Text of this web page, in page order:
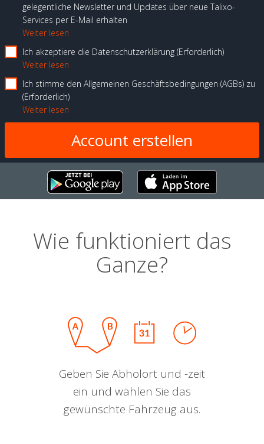
gelegentliche Newsletter und Updates über neue Talixo-
Services per E-Mail erhalten
Weiter lesen
Ich akzeptiere die Datenschutzerklärung Erforderlich
Weiter lesen
Ich stimme den Allgemeinen Geschäftsbedingungen (AGBs) zu
Erforderlich
Weiter lesen
Wie funktioniert das
Ganze?
Geben Sie Abholort und -zeit
ein und wählen Sie das
gewünschte Fahrzeug aus.